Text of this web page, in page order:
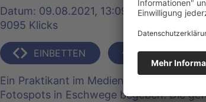
Datum: 09.08.2021, 13:09 Uhr |
9095 Klicks
EINBETTEN TEILEN
Ein Praktikant im Medienwerk hat sich
Fotospots in Eschwege begeben. Die